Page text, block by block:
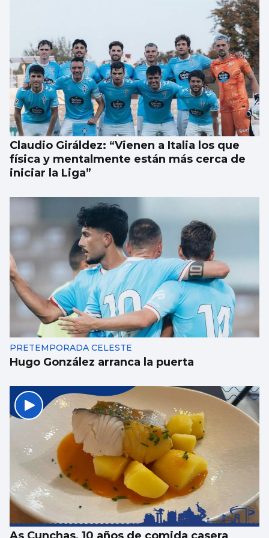
Trump tacha de hipócrita a Irán por negar
negociaciones
Claudio Giráldez: “Vienen a Italia los que
física y mentalmente están más cerca de
iniciar la Liga”
PRETEMPORADA CELESTE
Hugo González arranca la puerta